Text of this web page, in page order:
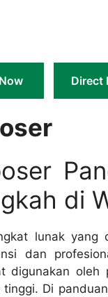
Direct
di
lunak yang
dan
digunakan oleh
Di